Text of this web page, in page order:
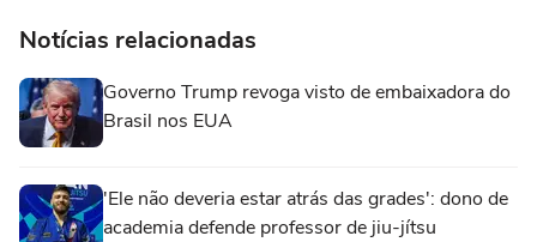
Notícias relacionadas
Governo Trump revoga visto de embaixadora do
Brasil nos EUA
'Ele não deveria estar atrás das grades': dono de
academia defende professor de jiu-jítsu